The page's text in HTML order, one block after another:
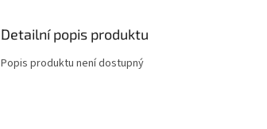
Detailní popis produktu
Popis produktu není dostupný